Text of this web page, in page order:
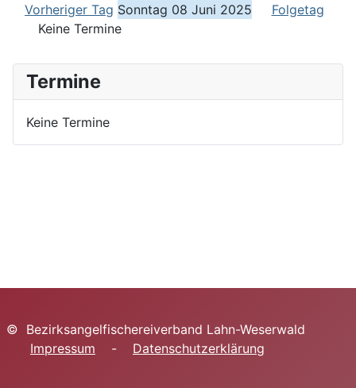
Termine
Keine Termine
Vorheriger Tag Sonntag 08 Juni 2025
Folgetag
Keine Termine
© Bezirksangelfischereiverband Lahn-Weserwald
Impressum - Datenschutzerklärung